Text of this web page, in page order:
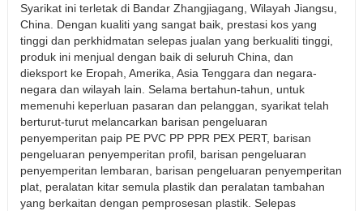
Syarikat ini terletak di Bandar Zhangjiagang, Wilayah Jiangsu,
China. Dengan kualiti yang sangat baik, prestasi kos yang
tinggi dan perkhidmatan selepas jualan yang berkualiti tinggi,
produk ini menjual dengan baik di seluruh China, dan
dieksport ke Eropah, Amerika, Asia Tenggara dan negara-
negara dan wilayah lain. Selama bertahun-tahun, untuk
memenuhi keperluan pasaran dan pelanggan, syarikat telah
berturut-turut melancarkan barisan pengeluaran
penyemperitan paip PE PVC PP PPR PEX PERT, barisan
pengeluaran penyemperitan profil, barisan pengeluaran
penyemperitan lembaran, barisan pengeluaran penyemperitan
plat, peralatan kitar semula plastik dan peralatan tambahan
yang berkaitan dengan pemprosesan plastik. Selepas